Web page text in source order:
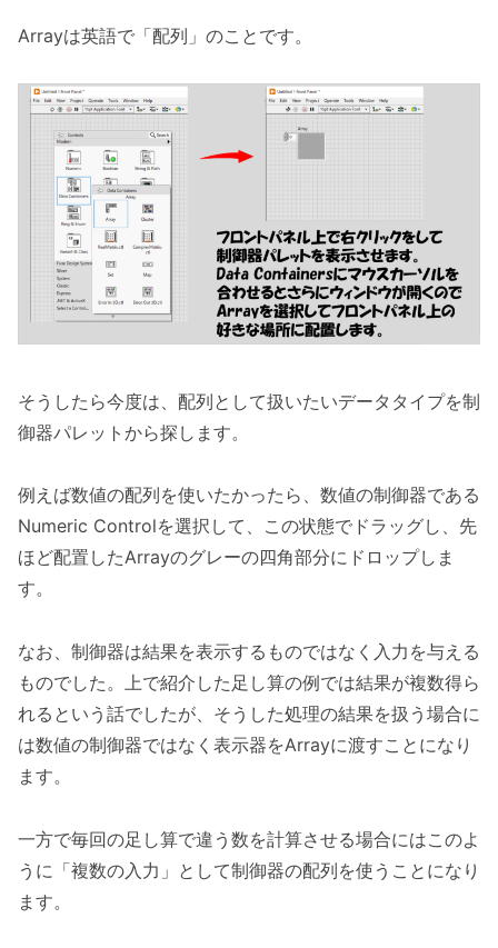
Arrayは英語で「配列」のことです。
そうしたら今度は、配列として扱いたいデータタイプを制
御器パレットから探します。
例えば数値の配列を使いたかったら、数値の制御器である
Numeric Controlを選択して、この状態でドラッグし、先
ほど配置したArrayのグレーの四角部分にドロップしま
す。
なお、制御器は結果を表示するものではなく入力を与える
ものでした。上で紹介した足し算の例では結果が複数得ら
れるという話でしたが、そうした処理の結果を扱う場合に
は数値の制御器ではなく表示器をArrayに渡すことになり
ます。
一方で毎回の足し算で違う数を計算させる場合にはこのよ
うに「複数の入力」として制御器の配列を使うことになり
ます。